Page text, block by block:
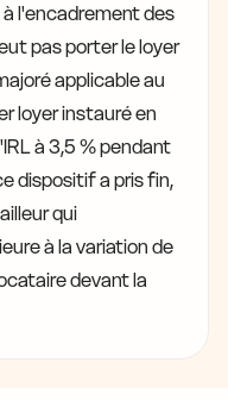
l'encadrement des
pas porter le loyer
applicable au
loyer instauré en
à 3,5 % pendant
dispositif a pris fin,
qui
à la variation de
devant la